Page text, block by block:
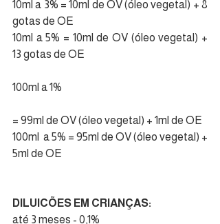
10ml a 3% = 10ml de OV (óleo vegetal) + 8
gotas de OE
10ml a 5% = 10ml de OV (óleo vegetal) +
13 gotas de OE
100ml a 1%
= 99ml de OV (óleo vegetal) + 1ml de OE
100ml  a 5% = 95ml de OV (óleo vegetal) +
5ml de OE
DILUICÕES EM CRIANÇAS:
até 3 meses - 0,1%